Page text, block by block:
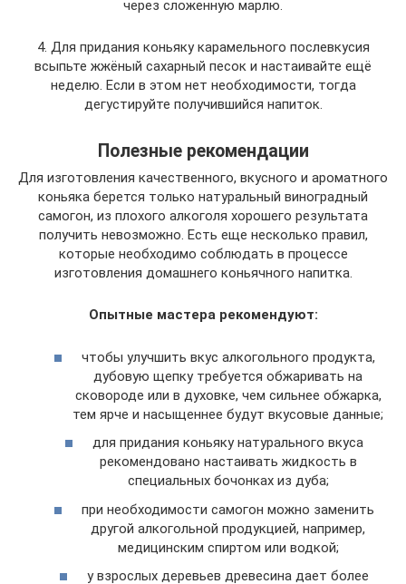
через сложенную марлю.
4. Для придания коньяку карамельного послевкусия
всыпьте жжёный сахарный песок и настаивайте ещё
неделю. Если в этом нет необходимости, тогда
дегустируйте получившийся напиток.
Полезные рекомендации
Для изготовления качественного, вкусного и ароматного
коньяка берется только натуральный виноградный
самогон, из плохого алкоголя хорошего результата
получить невозможно. Есть еще несколько правил,
которые необходимо соблюдать в процессе
изготовления домашнего коньячного напитка.
Опытные мастера рекомендуют:
чтобы улучшить вкус алкогольного продукта,
дубовую щепку требуется обжаривать на
сковороде или в духовке, чем сильнее обжарка,
тем ярче и насыщеннее будут вкусовые данные;
для придания коньяку натурального вкуса
рекомендовано настаивать жидкость в
специальных бочонках из дуба;
при необходимости самогон можно заменить
другой алкогольной продукцией, например,
медицинским спиртом или водкой;
у взрослых деревьев древесина дает более